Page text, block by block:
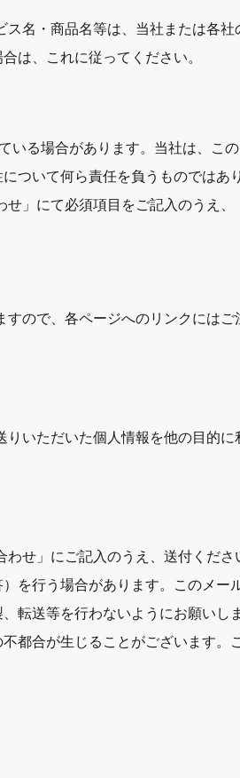
名・商品名等は、当社または各社
は、これに従ってください。
る場合があります。当社は、こ
ついて何ら責任を負うものではあ
」にて必須項目をご記入のうえ
ので、各ページへのリンクにはご
いただいた個人情報を他の目的
せ」にご記入のうえ、送付くださ
を行う場合があります。このメー
転送等を行わないようにお願いし
都合が生じることがございます。